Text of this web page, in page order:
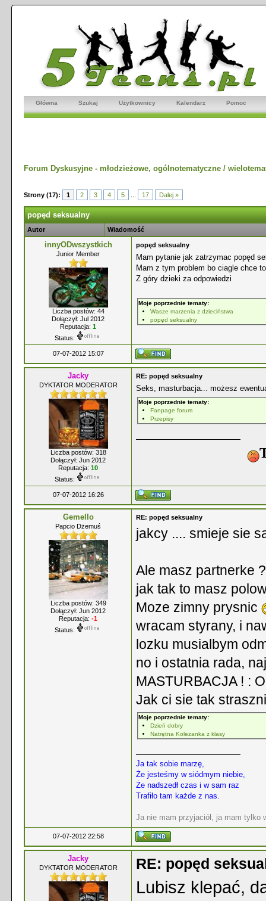
Główna Szukaj Użytkownicy Kalendarz Pomoc
Forum Dyskusyjne - młodzieżowe, ogólnotematyczne /
Strony (17): 1 2 3 4 5 17 Dalej »
popęd seksualny
Autor Wiadomość
innyODwszystkich
Junior Member
Liczba postów: 44
Dołączył: Jul 2012
Reputacja: 1
Status:
popęd seksualny
Mam pytanie jak zatrzymac popęd
Mam z tym problem bo ciagle chce
Z góry dzieki za odpowiedzi
Moje poprzednie tematy:
Wasze marzenia z dzieciństwa
popęd seksualny
07-07-2012 15:07
Jacky
DYKTATOR MODERATOR
Liczba postów: 318
Dołączył: Jun 2012
Reputacja: 10
Status:
RE: popęd seksualny
Seks, masturbacja... możesz
Moje poprzednie tematy:
Fanpage forum
Przepisy
07-07-2012 16:26
Gemello
Papcio Dżemuś
Liczba postów: 349
Dołączył: Jun 2012
Reputacja: -1
Status:
RE: popęd seksualny
jakcy .... smieje sie
Ale masz partnerke
jak tak to masz
Moze zimny prysnic
wracam styrany, i
lozku musialbym
no i ostatnia rada,
MASTURBACJA ! : O
Jak ci sie tak
Moje poprzednie tematy:
Dzień dobry
Natrętna Kolezanka z klasy
Ja tak sobie marzę,
Że jesteśmy w siódmym niebie,
Że nadszedł czas i w sam raz
Trafiło tam każde z nas.
Ja nie mam przyjaciół, ja mam tylko
07-07-2012 22:58
Jacky
DYKTATOR MODERATOR RE: popęd
Lubisz klepać,